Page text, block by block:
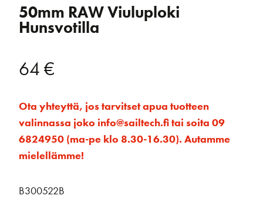
50mm RAW Viuluploki
Hunsvotilla
64€
Ota yhteyttä, jos tarvitset apua tuotteen
valinnassa joko info@sailtech.fi tai soita 09
6824950 (ma-pe klo 8.30-16.30). Autamme
mielellämme!
B300522B